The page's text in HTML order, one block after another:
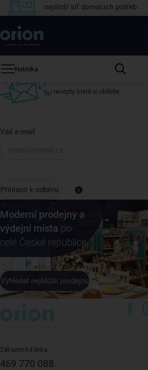
nejširší síť domácích potřeb
Nabídka
Získejte rady, recepty a tipy na
ostatní
Přihlaste se k odběru našeho newsletteru.
i recepty, které si oblíbíte.
Váš e-mail
Přihlásit k odběru
Moderní prodejny a
výdejní místa po
celé České republice
Vyhledat nejbližší prodejnu
Zákaznická linka:
469 770 088